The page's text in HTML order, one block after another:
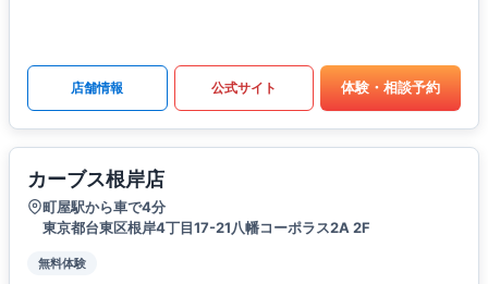
店舗情報 公式サイト 体験・相談予約
カーブス根岸店
町屋駅から車で4分
東京都台東区根岸4丁目17-21八幡コーポラス2A 2F
無料体験